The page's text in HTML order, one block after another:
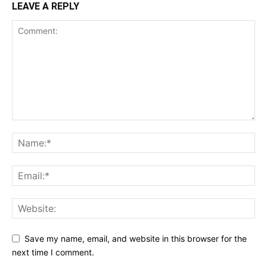
LEAVE A REPLY
Save my name, email, and website in this browser for the
next time I comment.